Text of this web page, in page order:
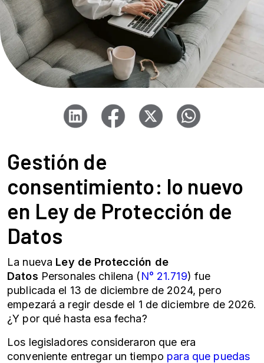
Gestión de
consentimiento: lo nuevo
en Ley de Protección de
Datos
La nueva Ley de Protección de
Datos Personales chilena (N° 21.719) fue
publicada el 13 de diciembre de 2024, pero
empezará a regir desde el 1 de diciembre de 2026.
¿Y por qué hasta esa fecha?
Los legisladores consideraron que era
conveniente entregar un tiempo para que puedas